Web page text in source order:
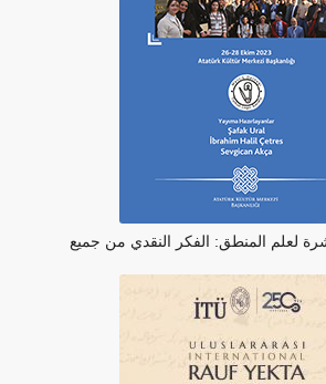
لعلم المنطق: الفكر النقدي من جميع